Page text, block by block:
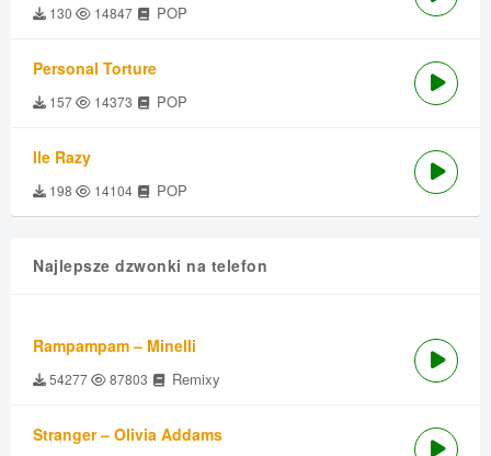
130 14847 POP
Personal Torture
157 14373 POP
Ile Razy
198 14104 POP
Najlepsze dzwonki na telefon
Rampampam – Minelli
54277 87803 Remixy
Stranger – Olivia Addams